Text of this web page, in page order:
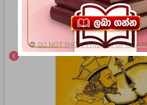
chevron_left
DO NOT SHOW THIS POPUP AGAIN.